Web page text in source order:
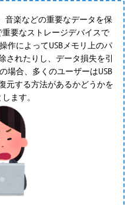
音楽などの重要なデータを保
要なストレージデバイスで
作によってUSBメモリ上のパ
されたりし、データ損失を引
場合、多くのユーザーはUSB
元する方法があるかどうかを
ます。